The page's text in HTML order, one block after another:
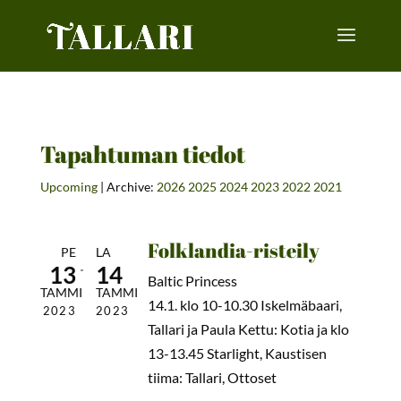
Tapahtuman tiedot
Upcoming| Archive: 2026 2025 2024 2023 2022 2021
PE
13
TAMMI
2023
LA
14
TAMMI
2023
Folklandia-risteily
Baltic Princess
14.1. klo 10-10.30 Iskelmäbaari,
Tallari ja Paula Kettu: Kotia ja klo
13-13.45 Starlight, Kaustisen
tiima: Tallari, Ottoset